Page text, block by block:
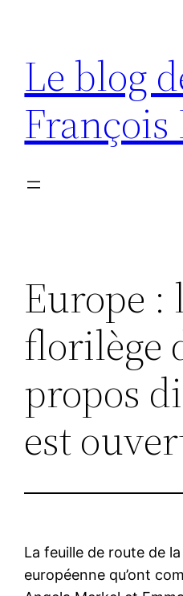
contenu
Le blog
François
Europe :
florilège
propos
est
La feuille de route de
européenne qu’ont